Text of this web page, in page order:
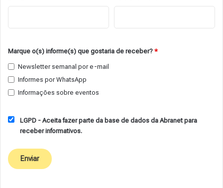
Marque o(s) informe(s) que gostaria de receber? *
Newsletter semanal por e-mail
Informes por WhatsApp
Informações sobre eventos
LGPD - Aceita fazer parte da base de dados da Abranet para
receber informativos.